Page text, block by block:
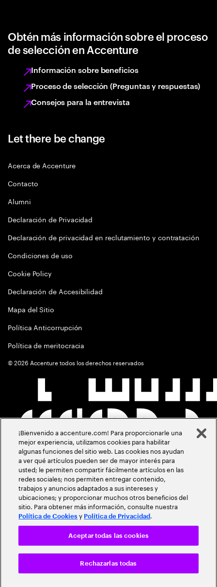
Obtén más información sobre el proceso
de selección en Accenture
Información sobre beneficios
Proceso de selección (Preguntas y respuestas)
Consejos para la entrevista
Let there be change
Acerca de Accenture
Contacto
Alumni
Declaración de Privacidad
Declaración de privacidad en reclutamiento y contratación
Condiciones de uso
Cookie Policy
Declaración de Accesibilidad
Mapa del Sitio
Política Anticorrupción
Política de meritocracia
©2026 Accenture todos los derechos reservados
¡Bienvenido a accenture.com! Para proporcionarle una
mejor experiencia, utilizamos cookies para habilitar
algunas funciones del sitio web. Las cookies nos ayudan
a ver qué artículos pueden ser de mayor interés para
usted; le permiten compartir fácilmente artículos en las
redes sociales; nos permiten entregar contenido,
trabajos y anuncios adaptados a sus intereses y
ubicaciones; y proporcionar muchos otros beneficios del
sitio. Para obtener más información, consulte nuestra
Política de Cookies y Política de Privacidad .
Rechazarlas todas
Aceptar todas las cookies